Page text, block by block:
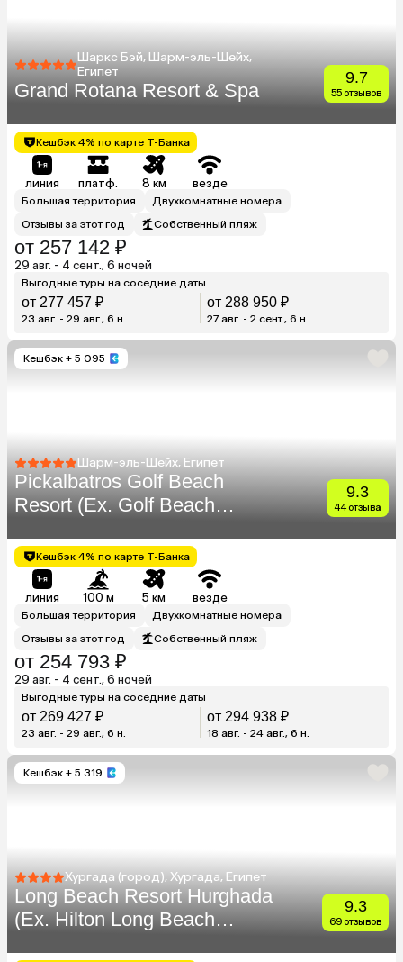
Шаркс Бэй, Шарм-эль-Шейх,
Египет
Grand Rotana Resort & Spa
9.7
55 отзывов
Кешбэк 4% по карте Т-Банка
линия платф. 8 км везде
Большая территория
Двухкомнатные номера
Отзывы за этот год
Собственный пляж
от 257 142 ₽
29 авг. - 4 сент., 6 ночей
Выгодные туры на соседние даты
от 277 457 ₽
23 авг. - 29 авг., 6 н.
от 288 950 ₽
27 авг. - 2 сент., 6 н.
Кешбэк + 5 095
Шарм-эль-Шейх, Египет
Pickalbatros Golf Beach
Resort (Ex. Golf Beach
9.3
44 отзыва
Кешбэк 4% по карте Т-Банка
линия 100 м 5 км везде
Большая территория
Двухкомнатные номера
Отзывы за этот год
Собственный пляж
от 254 793 ₽
29 авг. - 4 сент., 6 ночей
Выгодные туры на соседние даты
от 269 427 ₽
23 авг. - 29 авг., 6 н.
от 294 938 ₽
18 авг. - 24 авг., 6 н.
Кешбэк + 5 319
Хургада (город), Хургада, Египет
Long Beach Resort Hurghada
(Ex. Hilton Long Beach
9.3
69 отзывов